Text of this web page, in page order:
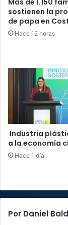
sostienen la
de papa en
Hace 12 horas
Industria
a la economía
Hace 1 día
Por Daniel